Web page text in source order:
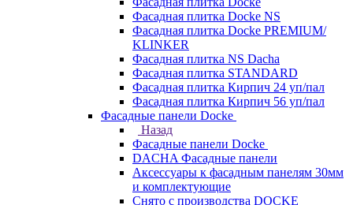
Фасадная плитка Docke NS
Фасадная плитка Docke PREMIUM/
KLINKER
Фасадная плитка NS Dacha
Фасадная плитка STANDARD
Фасадная плитка Кирпич 24 уп/пал
Фасадная плитка Кирпич 56 уп/пал
Фасадные панели Docke
Назад
Фасадные панели Docke
DACHA Фасадные панели
Аксессуары к фасадным панелям 30мм
и комплектующие
Снято с производства DOCKE